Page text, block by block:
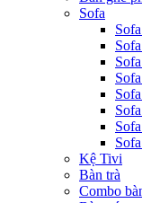
Sofa
Kệ Tivi
Bàn trà
Combo